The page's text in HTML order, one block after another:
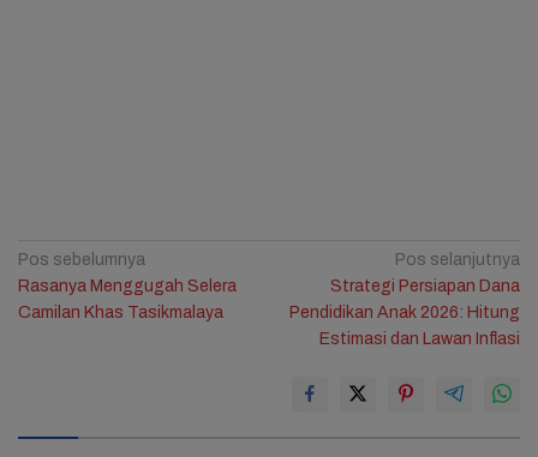
Navigasi
pos
Pos sebelumnya
Rasanya Menggugah Selera
Camilan Khas Tasikmalaya
Pos selanjutnya
Strategi Persiapan Dana
Pendidikan Anak 2026: Hitung
Estimasi dan Lawan Inflasi